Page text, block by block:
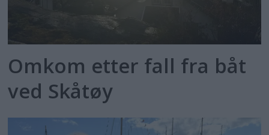
Omkom etter fall fra båt
ved Skåtøy